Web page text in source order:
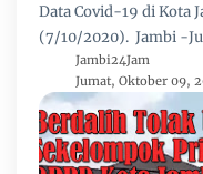
Data Covid-19 di Kota
(7/10/2020). Jambi -
Jambi24Jam
Jumat, Oktober 09,